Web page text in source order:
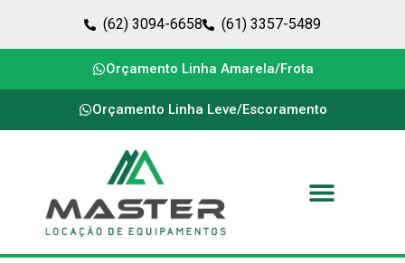
(62) 3094-6658 (61) 3357-5489
Orçamento Linha Amarela/Frota
Orçamento Linha Leve/Escoramento